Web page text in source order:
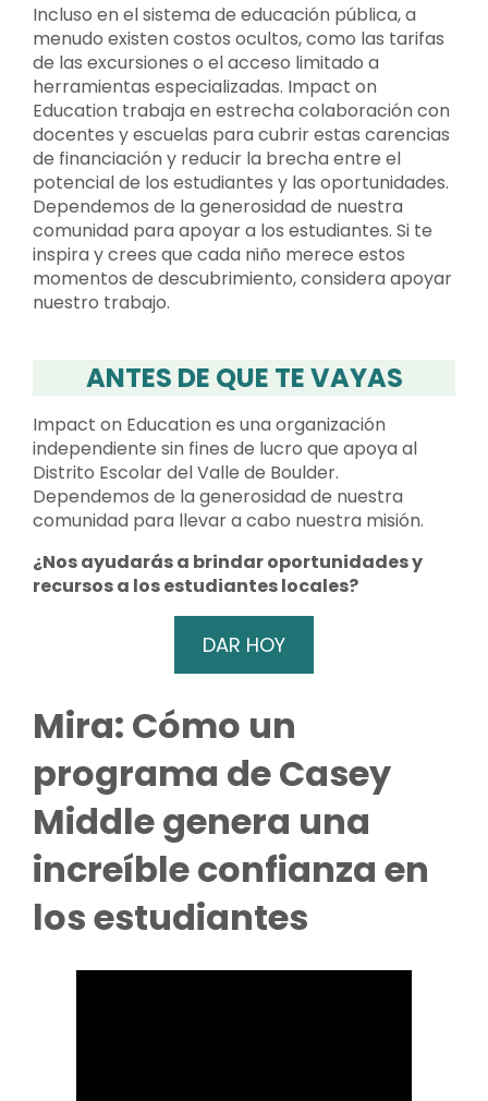
Incluso en el sistema de educación pública, a
menudo existen costos ocultos, como las tarifas
de las excursiones o el acceso limitado a
herramientas especializadas. Impact on
Education trabaja en estrecha colaboración con
docentes y escuelas para cubrir estas carencias
de financiación y reducir la brecha entre el
potencial de los estudiantes y las oportunidades.
Dependemos de la generosidad de nuestra
comunidad para apoyar a los estudiantes. Si te
inspira y crees que cada niño merece estos
momentos de descubrimiento, considera apoyar
nuestro trabajo.
ANTES DE QUE TE VAYAS
Impact on Education es una organización
independiente sin fines de lucro que apoya al
Distrito Escolar del Valle de Boulder.
Dependemos de la generosidad de nuestra
comunidad para llevar a cabo nuestra misión.
¿Nos ayudarás a brindar oportunidades y
recursos a los estudiantes locales?
DAR HOY
Mira: Cómo un
programa de Casey
Middle genera una
increíble confianza en
los estudiantes